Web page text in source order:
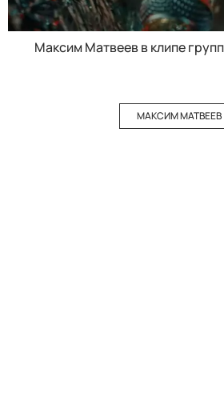
Максим Матвеев в клипе
МАКСИМ МАТВЕЕВ